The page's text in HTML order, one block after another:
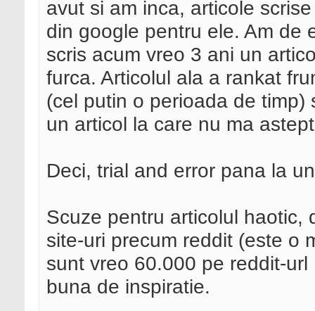
avut si am inca, articole
din google pentru ele. Am de
scris acum vreo 3 ani un
furca. Articolul ala a rankat
(cel putin o perioada de
un articol la care nu ma
Deci, trial and error pana la
Scuze pentru articolul haotic,
site-uri precum reddit (este o
sunt vreo 60.000 pe reddit-
buna de inspiratie.